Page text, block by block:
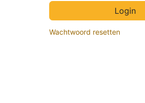
Login
Wachtwoord resetten